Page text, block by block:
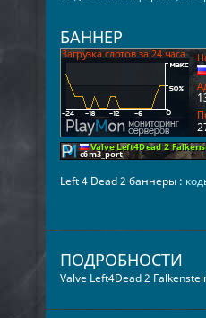
БАННЕР
Left 4 Dead 2 баннеры :
ПОДРОБНОСТИ
Valve Left4Dead 2